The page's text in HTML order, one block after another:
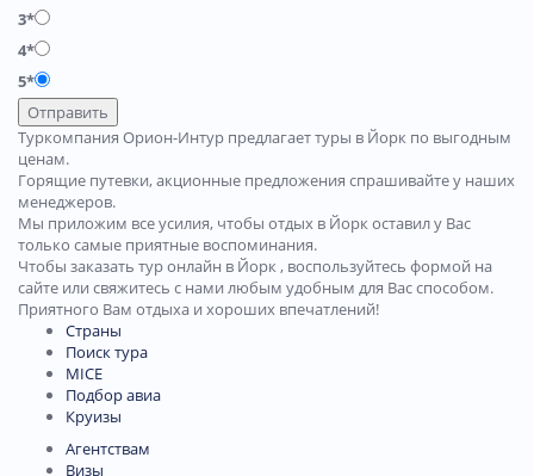
3*
4*
5*
Отправить
Туркомпания Орион-Интур предлагает туры в Йорк по выгодным
ценам.
Горящие путевки, акционные предложения спрашивайте у наших
менеджеров.
Мы приложим все усилия, чтобы отдых в Йорк оставил у Вас
только самые приятные воспоминания.
Чтобы заказать тур онлайн в Йорк , воспользуйтесь формой на
сайте или свяжитесь с нами любым удобным для Вас способом.
Приятного Вам отдыха и хороших впечатлений!
Страны
Поиск тура
MICE
Подбор авиа
Круизы
Агентствам
Визы